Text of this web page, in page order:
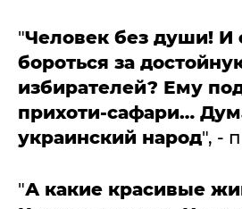
"Человек без души! И
бороться за
избирателей? Ему
прихоти-сафари…
украинский народ", -
"А какие красивые